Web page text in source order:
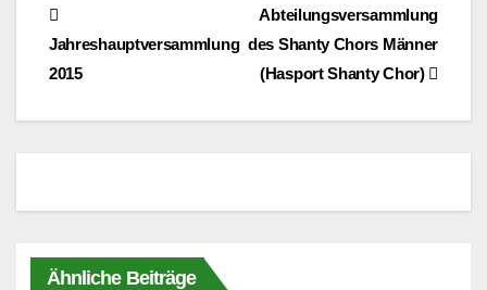
BeitragsnavigationAbteilungsversammlung
des Shanty Chors Männer
(Hasport Shanty Chor)
Jahreshauptversammlung
2015
Ähnliche Beiträge